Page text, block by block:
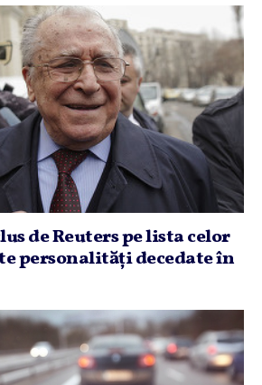
de Reuters pe lista celor
personalităţi decedate în